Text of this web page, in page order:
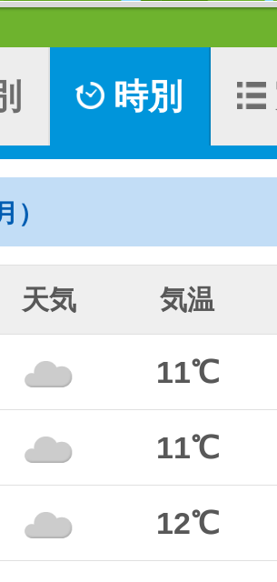
時別
）
天気 気温
11℃
11℃
12℃